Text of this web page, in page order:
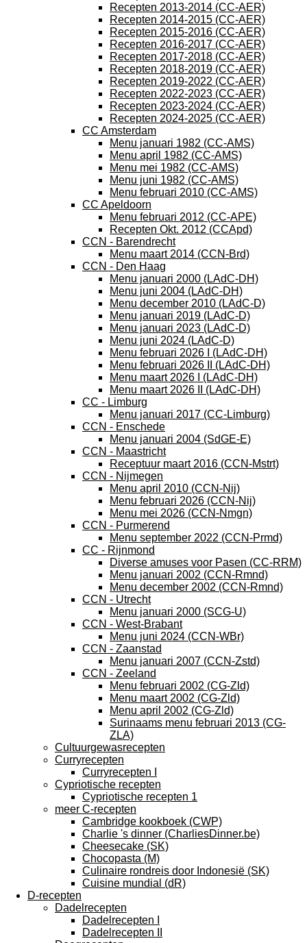
Recepten 2013-2014 (CC-AER)
Recepten 2014-2015 (CC-AER)
Recepten 2015-2016 (CC-AER)
Recepten 2016-2017 (CC-AER)
Recepten 2017-2018 (CC-AER)
Recepten 2018-2019 (CC-AER)
Recepten 2019-2022 (CC-AER)
Recepten 2022-2023 (CC-AER)
Recepten 2023-2024 (CC-AER)
Recepten 2024-2025 (CC-AER)
CC Amsterdam
Menu januari 1982 (CC-AMS)
Menu april 1982 (CC-AMS)
Menu mei 1982 (CC-AMS)
Menu juni 1982 (CC-AMS)
Menu februari 2010 (CC-AMS)
CC Apeldoorn
Menu februari 2012 (CC-APE)
Recepten Okt. 2012 (CCApd)
CCN - Barendrecht
Menu maart 2014 (CCN-Brd)
CCN - Den Haag
Menu januari 2000 (LAdC-DH)
Menu juni 2004 (LAdC-DH)
Menu december 2010 (LAdC-D)
Menu januari 2019 (LAdC-D)
Menu januari 2023 (LAdC-D)
Menu juni 2024 (LAdC-D)
Menu februari 2026 I (LAdC-DH)
Menu februari 2026 II (LAdC-DH)
Menu maart 2026 I (LAdC-DH)
Menu maart 2026 II (LAdC-DH)
CC - Limburg
Menu januari 2017 (CC-Limburg)
CCN - Enschede
Menu januari 2004 (SdGE-E)
CCN - Maastricht
Receptuur maart 2016 (CCN-Mstrt)
CCN - Nijmegen
Menu april 2010 (CCN-Nij)
Menu februari 2026 (CCN-Nij)
Menu mei 2026 (CCN-Nmgn)
CCN - Purmerend
Menu september 2022 (CCN-Prmd)
CC - Rijnmond
Diverse amuses voor Pasen (CC-RRM)
Menu januari 2002 (CCN-Rmnd)
Menu december 2002 (CCN-Rmnd)
CCN - Utrecht
Menu januari 2000 (SCG-U)
CCN - West-Brabant
Menu juni 2024 (CCN-WBr)
CCN - Zaanstad
Menu januari 2007 (CCN-Zstd)
CCN - Zeeland
Menu februari 2002 (CG-Zld)
Menu maart 2002 (CG-Zld)
Menu april 2002 (CG-Zld)
Surinaams menu februari 2013 (CG-
ZLA)
Cultuurgewasrecepten
Curryrecepten
Curryrecepten I
Cypriotische recepten
Cypriotische recepten 1
meer C-recepten
Cambridge kookboek (CWP)
Charlie 's dinner (CharliesDinner.be)
Cheesecake (SK)
Chocopasta (M)
Culinaire rondreis door Indonesië (SK)
Cuisine mundial (dR)
D-recepten
Dadelrecepten
Dadelrecepten I
Dadelrecepten II